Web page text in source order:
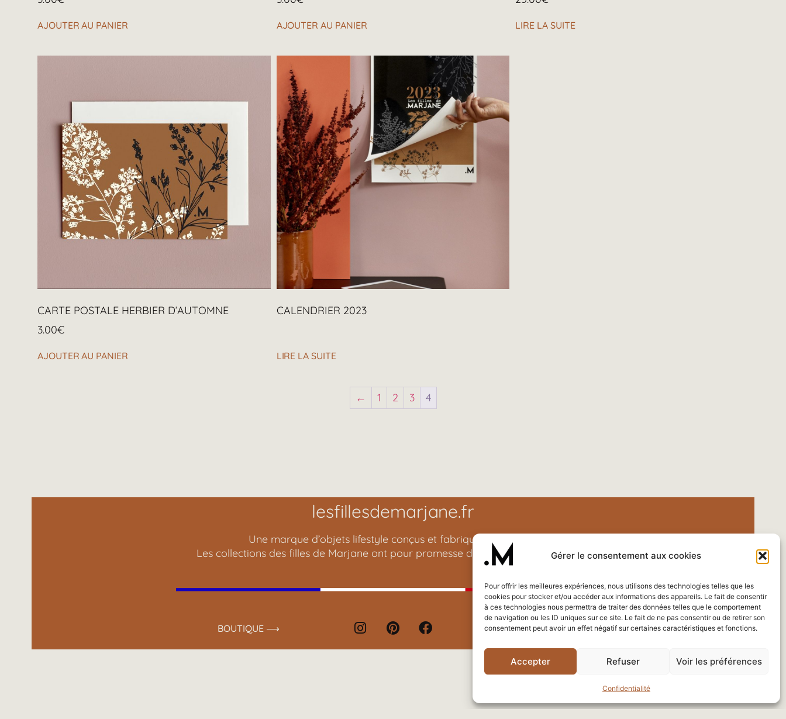
Gérer le consentement aux cookies
Pour offrir les meilleures expériences, nous utilisons des technologies telles que les
cookies pour stocker et/ou accéder aux informations des appareils. Le fait de consentir
à ces technologies nous permettra de traiter des données telles que le comportement
de navigation ou les ID uniques sur ce site. Le fait de ne pas consentir ou de retirer son
consentement peut avoir un effet négatif sur certaines caractéristiques et fonctions.
Accepter Refuser Voir les préférences
Confidentialité
AJOUTER AU PANIER AJOUTER AU PANIER LIRE LA SUITE
CARTE POSTALE HERBIER D’AUTOMNE
3.00€
AJOUTER AU PANIER
CALENDRIER 2023
LIRE LA SUITE
← 1 2 3 4
lesfillesdemarjane.fr
Une marque d’objets lifestyle conçus et fabriqués en France.
Les collections des filles de Marjane ont pour promesse d’embellir votre quotidien
BOUTIQUE ⟶ CONTACT ⟶